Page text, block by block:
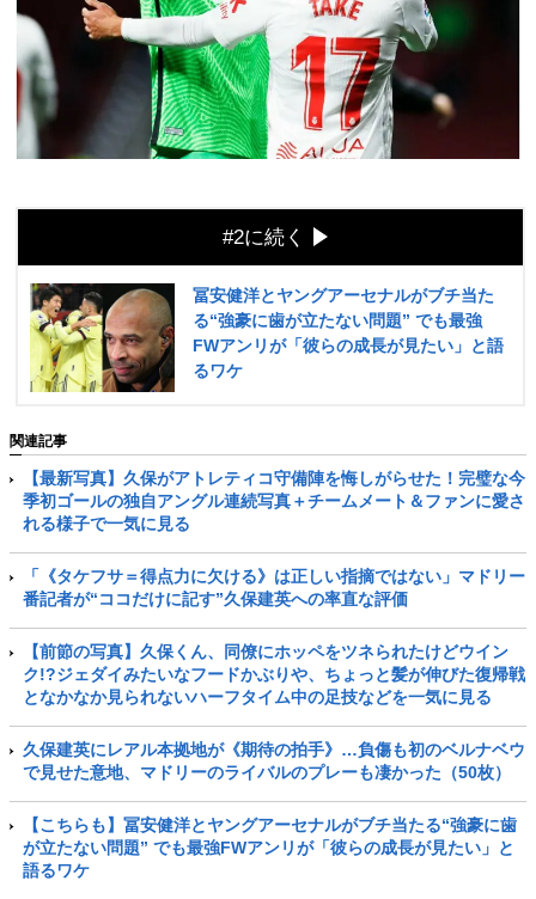
#2に続く
冨安健洋とヤングアーセナルがブチ当た
る“強豪に歯が立たない問題” でも最強
FWアンリが「彼らの成長が見たい」と語
るワケ
関連記事
【最新写真】久保がアトレティコ守備陣を悔しがらせた！完璧な今
季初ゴールの独自アングル連続写真＋チームメート＆ファンに愛さ
れる様子で一気に見る
「《タケフサ＝得点力に欠ける》は正しい指摘ではない」マドリー
番記者が“ココだけに記す”久保建英への率直な評価
【前節の写真】久保くん、同僚にホッペをツネられたけどウイン
ク!?ジェダイみたいなフードかぶりや、ちょっと髪が伸びた復帰戦
となかなか見られないハーフタイム中の足技などを一気に見る
久保建英にレアル本拠地が《期待の拍手》…負傷も初のベルナベウ
で見せた意地、マドリーのライバルのプレーも凄かった（50枚）
【こちらも】冨安健洋とヤングアーセナルがブチ当たる“強豪に歯
が立たない問題” でも最強FWアンリが「彼らの成長が見たい」と
語るワケ